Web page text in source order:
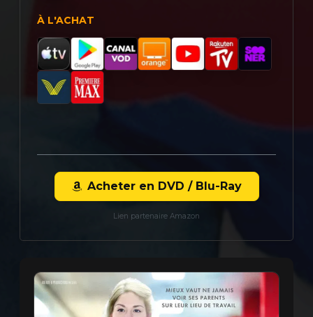
À L'ACHAT
Acheter en DVD / Blu-Ray
Lien partenaire Amazon